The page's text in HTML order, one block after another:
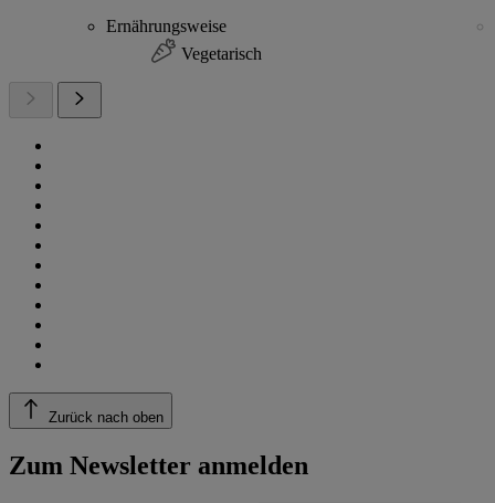
Ernährungsweise
Vegetarisch
Zurück nach oben
Zum Newsletter anmelden